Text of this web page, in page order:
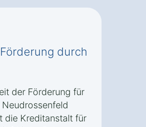
durch
der Förderung für
die Kreditanstalt für